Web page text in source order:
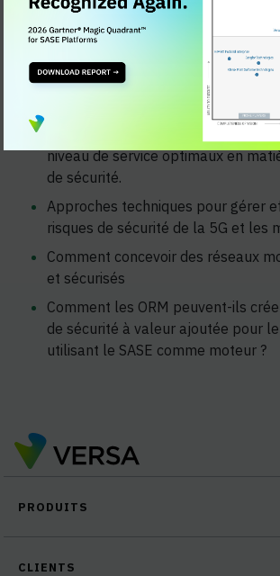
d'une seule vitre.
Méthodologies efficaces pour le
réseaux 5G afin de répondre à une
de cas d'utilisation professionnels
Comment SASE fournit des plates-
sécurisées et hyperscalées avec
niveau de service optimaux en
de sécurité.
Approches techniques pour gérer
risques de sécurité de la 5G et les
Comment concevoir des réseaux
et sécurisés
Comment les ORM peuvent-ils
de sécurité à valeur ajoutée pour
utilisant le SASE comme moteur ?
PRODUITS
CLIENTS